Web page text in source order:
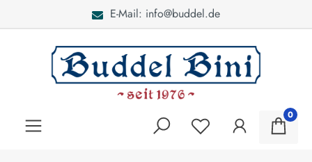
E-Mail: info@buddel.de
0